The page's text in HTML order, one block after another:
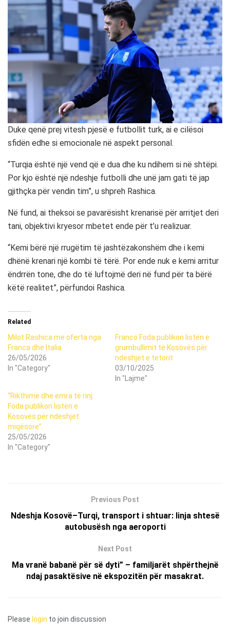
Duke qenë prej vitesh pjesë e futbollit turk, ai e cilësoi
sfidën edhe si emocionale në aspekt personal.
“Turqia është një vend që e dua dhe ku ndihem si në shtëpi.
Por kjo është një ndeshje futbolli dhe unë jam gati të jap
gjithçka për vendin tim”, u shpreh Rashica.
Në fund, ai theksoi se pavarësisht krenarisë për arritjet deri
tani, objektivi kryesor mbetet ende për t’u realizuar.
“Kemi bërë një rrugëtim të jashtëzakonshëm dhe i kemi
dhënë krenari një kombi të tërë. Por ende nuk e kemi arritur
ëndrrën tone, dhe do të luftojmë deri në fund për ta bërë
këtë realitet”, përfundoi Rashica.
Related
Milot Rashica me oferta nga
Franca dhe Italia.
26/05/2026
In "Category"
Franco Foda publikon listën e
grumbullimit të Kosovës për
ndeshjet e tetorit
03/10/2025
In "Lajme"
“Rikthime dhe emra të rinj:
Foda publikon listën e
Kosovës për ndeshjet
miqësore”.
25/05/2026
In "Category"
Previous Post
Ndeshja Kosovë–Turqi, transport i shtuar: linja shtesë
autobusësh nga aeroporti
Next Post
Ma vranë babanë për së dyti” – familjarët shpërthejnë
ndaj pasaktësive në ekspozitën për masakrat.
Please login to join discussion